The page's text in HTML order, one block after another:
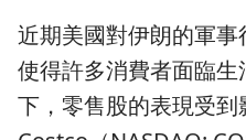
近期美國對伊朗的軍
使得許多消費者面臨
下，零售股的表現受到